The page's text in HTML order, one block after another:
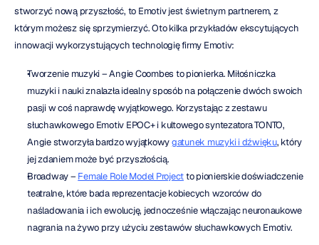
stworzyć nową przyszłość, to Emotiv jest świetnym partnerem, z
którym możesz się sprzymierzyć. Oto kilka przykładów ekscytujących
innowacji wykorzystujących technologię firmy Emotiv:
Tworzenie muzyki – Angie Coombes to pionierka. Miłośniczka
muzyki i nauki znalazła idealny sposób na połączenie dwóch swoich
pasji w coś naprawdę wyjątkowego. Korzystając z zestawu
słuchawkowego Emotiv EPOC+ i kultowego syntezatora TONTO,
Angie stworzyła bardzo wyjątkowy gatunek muzyki i dźwięku, który
jej zdaniem może być przyszłością.
Broadway – Female Role Model Project to pionierskie doświadczenie
teatralne, które bada reprezentacje kobiecych wzorców do
naśladowania i ich ewolucję, jednocześnie włączając neuronaukowe
nagrania na żywo przy użyciu zestawów słuchawkowych Emotiv.